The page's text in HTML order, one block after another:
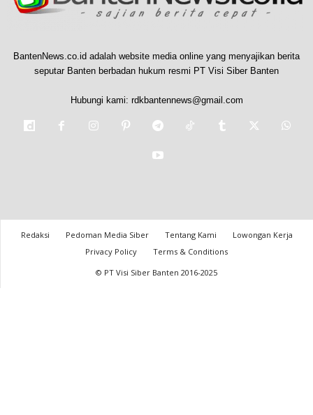
BantenNews.co.id adalah website media online yang menyajikan berita
seputar Banten berbadan hukum resmi PT Visi Siber Banten
Hubungi kami: rdkbantennews@gmail.com
Redaksi Pedoman Media Siber Tentang Kami
Lowongan Kerja
Privacy Policy
Terms & Conditions
© PT Visi Siber Banten 2016-2025